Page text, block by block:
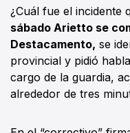
¿Cuál fue el incidente
sábado Arietto se
Destacamento, se
provincial y pidió
cargo de la guardia,
alrededor de tres